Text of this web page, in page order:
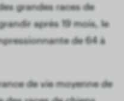
grandes races de
après 19 mois, le
de 64 à
de vie moyenne de